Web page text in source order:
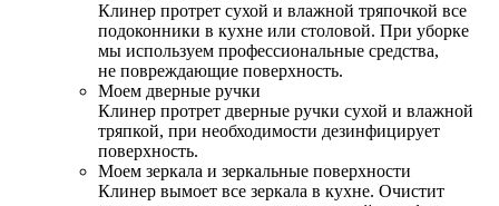
Клинер протрет сухой и влажной тряпочкой все
подоконники в кухне или столовой. При уборке
мы используем профессиональные средства,
не повреждающие поверхность.
Моем дверные ручки
Клинер протрет дверные ручки сухой и влажной
тряпкой, при необходимости дезинфицирует
поверхность.
Моем зеркала и зеркальные поверхности
Клинер вымоет все зеркала в кухне. Очистит